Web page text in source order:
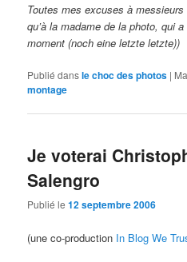
Toutes mes excuses à
qu’à la madame de la photo, qui
moment (noch eine letzte letzte))
Publié dansle choc des photos |
montage
Je voterai
Salengro
Publié le12 septembre 2006
(une co-production In Blog We